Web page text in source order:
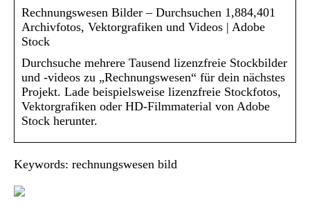
Rechnungswesen Bilder – Durchsuchen 1,884,401
Archivfotos, Vektorgrafiken und Videos | Adobe
Stock
Durchsuche mehrere Tausend lizenzfreie Stockbilder
und -videos zu „Rechnungswesen“ für dein nächstes
Projekt. Lade beispielsweise lizenzfreie Stockfotos,
Vektorgrafiken oder HD-Filmmaterial von Adobe
Stock herunter.
Keywords: rechnungswesen bild